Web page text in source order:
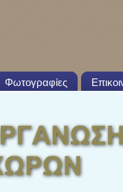
Φωτογραφίες